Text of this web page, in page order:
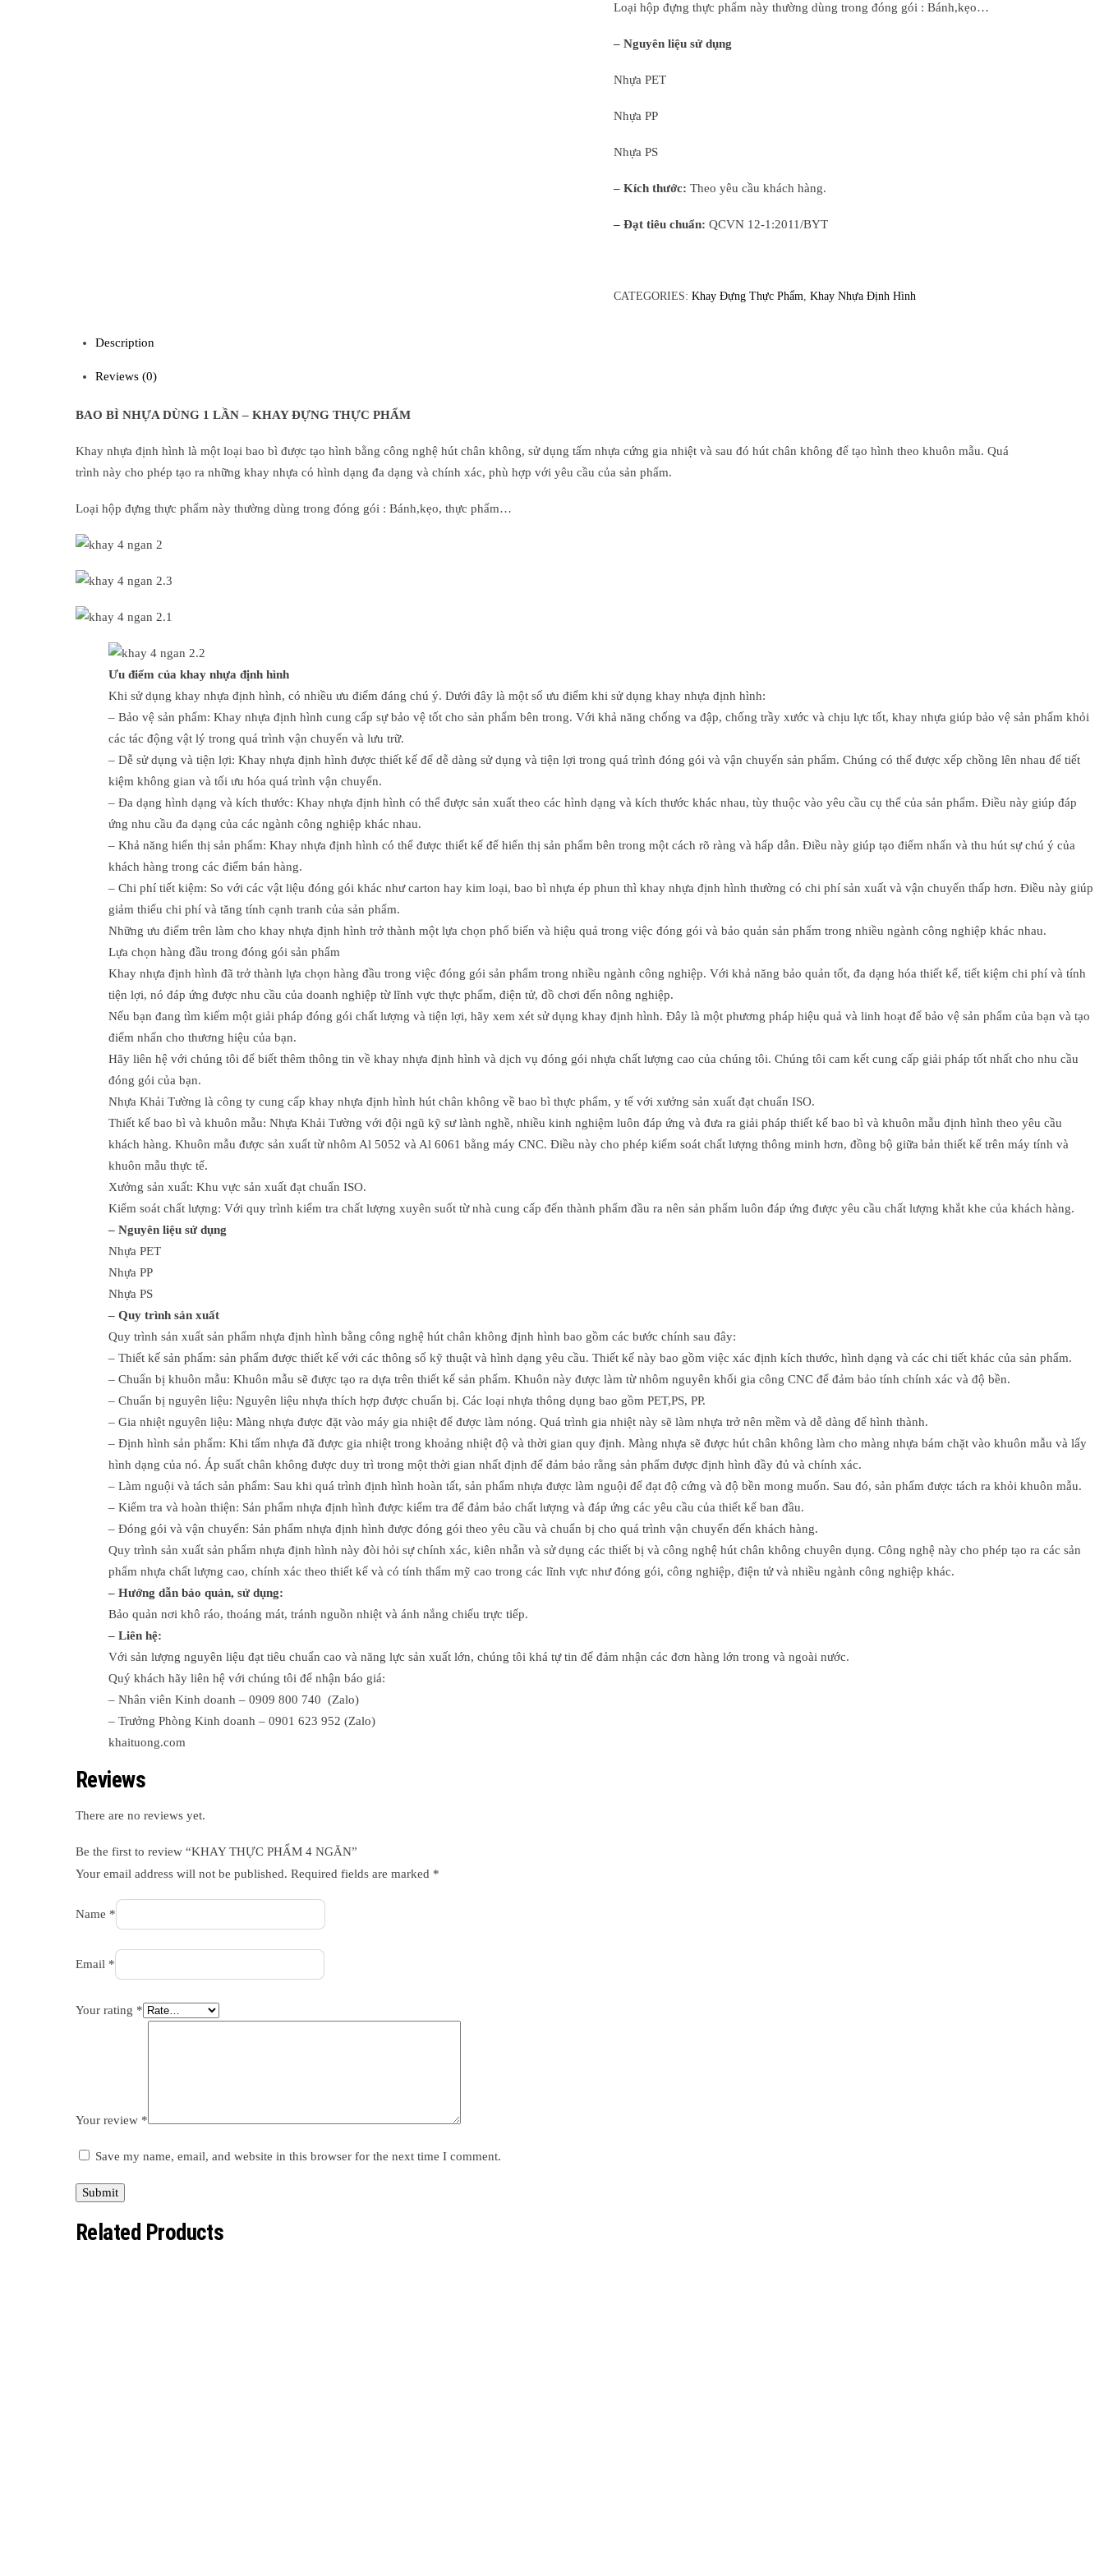
Loại hộp đựng thực phẩm này thường dùng trong đóng gói : Bánh,kẹo…
– Nguyên liệu sử dụng
Nhựa PET
Nhựa PP
Nhựa PS
– Kích thước:Theo yêu cầu khách hàng.
– Đạt tiêu chuẩn:QCVN 12-1:2011/BYT
CATEGORIES:Khay Đựng Thực Phẩm,Khay Nhựa Định Hình
Description
Reviews (0)
BAO BÌ NHỰA DÙNG 1 LẦN – KHAY ĐỰNG THỰC PHẨM
Khay nhựa định hình là một loại bao bì được tạo hình bằng công nghệ hút chân không, sử dụng tấm nhựa cứng gia nhiệt và sau đó hút chân không để tạo hình theo khuôn mẫu. Quá
trình này cho phép tạo ra những khay nhựa có hình dạng đa dạng và chính xác, phù hợp với yêu cầu của sản phẩm.
Loại hộp đựng thực phẩm này thường dùng trong đóng gói : Bánh,kẹo, thực phẩm…
Ưu điểm của khay nhựa định hình
Khi sử dụng khay nhựa định hình, có nhiều ưu điểm đáng chú ý. Dưới đây là một số ưu điểm khi sử dụng khay nhựa định hình:
– Bảo vệ sản phẩm: Khay nhựa định hình cung cấp sự bảo vệ tốt cho sản phẩm bên trong. Với khả năng chống va đập, chống trầy xước và chịu lực tốt, khay nhựa giúp bảo vệ sản phẩm khỏi
các tác động vật lý trong quá trình vận chuyển và lưu trữ.
– Dễ sử dụng và tiện lợi: Khay nhựa định hình được thiết kế để dễ dàng sử dụng và tiện lợi trong quá trình đóng gói và vận chuyển sản phẩm. Chúng có thể được xếp chồng lên nhau để tiết
kiệm không gian và tối ưu hóa quá trình vận chuyển.
– Đa dạng hình dạng và kích thước: Khay nhựa định hình có thể được sản xuất theo các hình dạng và kích thước khác nhau, tùy thuộc vào yêu cầu cụ thể của sản phẩm. Điều này giúp đáp
ứng nhu cầu đa dạng của các ngành công nghiệp khác nhau.
– Khả năng hiển thị sản phẩm: Khay nhựa định hình có thể được thiết kế để hiển thị sản phẩm bên trong một cách rõ ràng và hấp dẫn. Điều này giúp tạo điểm nhấn và thu hút sự chú ý của
khách hàng trong các điểm bán hàng.
– Chi phí tiết kiệm: So với các vật liệu đóng gói khác như carton hay kim loại, bao bì nhựa ép phun thì khay nhựa định hình thường có chi phí sản xuất và vận chuyển thấp hơn. Điều này giúp
giảm thiểu chi phí và tăng tính cạnh tranh của sản phẩm.
Những ưu điểm trên làm cho khay nhựa định hình trở thành một lựa chọn phổ biến và hiệu quả trong việc đóng gói và bảo quản sản phẩm trong nhiều ngành công nghiệp khác nhau.
Lựa chọn hàng đầu trong đóng gói sản phẩm
Khay nhựa định hình đã trở thành lựa chọn hàng đầu trong việc đóng gói sản phẩm trong nhiều ngành công nghiệp. Với khả năng bảo quản tốt, đa dạng hóa thiết kế, tiết kiệm chi phí và tính
tiện lợi, nó đáp ứng được nhu cầu của doanh nghiệp từ lĩnh vực thực phẩm, điện tử, đồ chơi đến nông nghiệp.
Nếu bạn đang tìm kiếm một giải pháp đóng gói chất lượng và tiện lợi, hãy xem xét sử dụng khay định hình. Đây là một phương pháp hiệu quả và linh hoạt để bảo vệ sản phẩm của bạn và tạo
điểm nhấn cho thương hiệu của bạn.
Hãy liên hệ với chúng tôi để biết thêm thông tin về khay nhựa định hình và dịch vụ đóng gói nhựa chất lượng cao của chúng tôi. Chúng tôi cam kết cung cấp giải pháp tốt nhất cho nhu cầu
đóng gói của bạn.
Nhựa Khải Tường là công ty cung cấp khay nhựa định hình hút chân không về bao bì thực phẩm, y tế với xưởng sản xuất đạt chuẩn ISO.
Thiết kế bao bì và khuôn mẫu: Nhựa Khải Tường với đội ngũ kỹ sư lành nghề, nhiều kinh nghiệm luôn đáp ứng và đưa ra giải pháp thiết kế bao bì và khuôn mẫu định hình theo yêu cầu
khách hàng. Khuôn mẫu được sản xuất từ nhôm Al 5052 và Al 6061 bằng máy CNC. Điều này cho phép kiểm soát chất lượng thông minh hơn, đồng bộ giữa bản thiết kế trên máy tính và
khuôn mẫu thực tế.
Xưởng sản xuất: Khu vực sản xuất đạt chuẩn ISO.
Kiểm soát chất lượng: Với quy trình kiểm tra chất lượng xuyên suốt từ nhà cung cấp đến thành phẩm đầu ra nên sản phẩm luôn đáp ứng được yêu cầu chất lượng khắt khe của khách hàng.
– Nguyên liệu sử dụng
Nhựa PET
Nhựa PP
Nhựa PS
– Quy trình sản xuất
Quy trình sản xuất sản phẩm nhựa định hình bằng công nghệ hút chân không định hình bao gồm các bước chính sau đây:
– Thiết kế sản phẩm: sản phẩm được thiết kế với các thông số kỹ thuật và hình dạng yêu cầu. Thiết kế này bao gồm việc xác định kích thước, hình dạng và các chi tiết khác của sản phẩm.
– Chuẩn bị khuôn mẫu: Khuôn mẫu sẽ được tạo ra dựa trên thiết kế sản phẩm. Khuôn này được làm từ nhôm nguyên khối gia công CNC để đảm bảo tính chính xác và độ bền.
– Chuẩn bị nguyên liệu: Nguyên liệu nhựa thích hợp được chuẩn bị. Các loại nhựa thông dụng bao gồm PET,PS, PP.
– Gia nhiệt nguyên liệu: Màng nhựa được đặt vào máy gia nhiệt để được làm nóng. Quá trình gia nhiệt này sẽ làm nhựa trở nên mềm và dễ dàng để hình thành.
– Định hình sản phẩm: Khi tấm nhựa đã được gia nhiệt trong khoảng nhiệt độ và thời gian quy định. Màng nhựa sẽ được hút chân không làm cho màng nhựa bám chặt vào khuôn mẫu và lấy
hình dạng của nó. Áp suất chân không được duy trì trong một thời gian nhất định để đảm bảo rằng sản phẩm được định hình đầy đủ và chính xác.
– Làm nguội và tách sản phẩm: Sau khi quá trình định hình hoàn tất, sản phẩm nhựa được làm nguội để đạt độ cứng và độ bền mong muốn. Sau đó, sản phẩm được tách ra khỏi khuôn mẫu.
– Kiểm tra và hoàn thiện: Sản phẩm nhựa định hình được kiểm tra để đảm bảo chất lượng và đáp ứng các yêu cầu của thiết kế ban đầu.
– Đóng gói và vận chuyển: Sản phẩm nhựa định hình được đóng gói theo yêu cầu và chuẩn bị cho quá trình vận chuyển đến khách hàng.
Quy trình sản xuất sản phẩm nhựa định hình này đòi hỏi sự chính xác, kiên nhẫn và sử dụng các thiết bị và công nghệ hút chân không chuyên dụng. Công nghệ này cho phép tạo ra các sản
phẩm nhựa chất lượng cao, chính xác theo thiết kế và có tính thẩm mỹ cao trong các lĩnh vực như đóng gói, công nghiệp, điện tử và nhiều ngành công nghiệp khác.
– Hướng dẫn bảo quản, sử dụng:
Bảo quản nơi khô ráo, thoáng mát, tránh nguồn nhiệt và ánh nắng chiếu trực tiếp.
– Liên hệ:
Với sản lượng nguyên liệu đạt tiêu chuẩn cao và năng lực sản xuất lớn, chúng tôi khá tự tin để đảm nhận các đơn hàng lớn trong và ngoài nước.
Quý khách hãy liên hệ với chúng tôi để nhận báo giá:
– Nhân viên Kinh doanh – 0909 800 740 (Zalo)
– Trưởng Phòng Kinh doanh – 0901 623 952 (Zalo)
khaituong.com
Reviews
There are no reviews yet.
Be the first to review “KHAY THỰC PHẨM 4 NGĂN”
Your email address will not be published. Required fields are marked *
Name *
Email *
Your rating *
Your review *
Save my name, email, and website in this browser for the next time I comment.
Related Products